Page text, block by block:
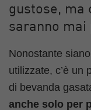
gustose, ma
saranno mai
Nonostante
utilizzate, c’è un
di bevanda
anche solo per